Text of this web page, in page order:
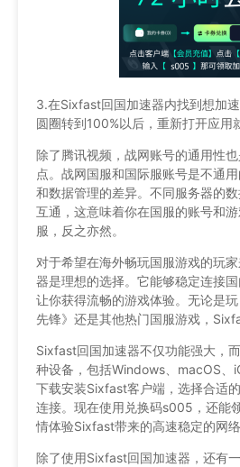
3.在Sixfast回国加速器内找到想加
圆圈转到100%以后，重新打开应用
除了腾讯视频，战网账号的通用性
点。战网国服和国际服账号是不通
和数据管理的差异。不同服务器的
互通，这意味着你在国服的账号和
服，反之亦然。
对于希望在海外畅玩国服游戏的玩
器是理想的选择。它能够稳定连接
让你获得流畅的游戏体验。无论是
先锋》还是其他热门国服游戏，
Sixfast回国加速器不仅功能强大，
种设备，包括Windows、macOS、
下载安装Sixfast客户端，选择合适
连接。现在使用兑换码s005，还能
情体验Sixfast带来的高速稳定的网络
除了使用Sixfast回国加速器，还有